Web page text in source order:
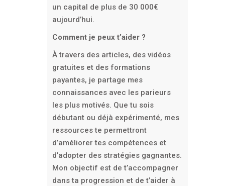
un capital de plus de 30 000€
aujourd’hui.
Comment je peux t’aider ?
À travers des articles, des vidéos
gratuites et des formations
payantes, je partage mes
connaissances avec les parieurs
les plus motivés. Que tu sois
débutant ou déjà expérimenté, mes
ressources te permettront
d’améliorer tes compétences et
d’adopter des stratégies gagnantes.
Mon objectif est de t’accompagner
dans ta progression et de t’aider à